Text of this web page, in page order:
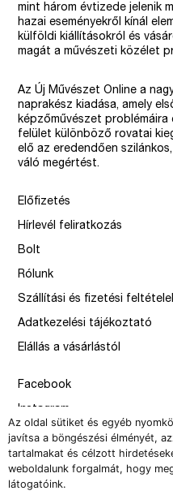
Az oldal sütiket és egyéb
javítsa a böngészési élményét,
tartalmakat és célzott
weboldalunk forgalmát, hogy
látogatóink.
mint három évtizede jelenik
hazai eseményekről kínál
külföldi kiállításokról és
magát a művészeti közélet
Az Új Művészet Online a
naprakész kiadása, amely
képzőművészet
felület különböző rovatai
elő az eredendően
váló megértést.
Előfizetés
Hírlevél feliratkozás
Bolt
Rólunk
Szállítási és fizetési
Adatkezelési tájékoztató
Elállás a vásárlástól
Facebook
Instagram
Issue
–
design by Solymosi Mór,